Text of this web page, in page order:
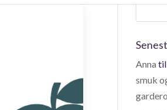
Anna
smuk